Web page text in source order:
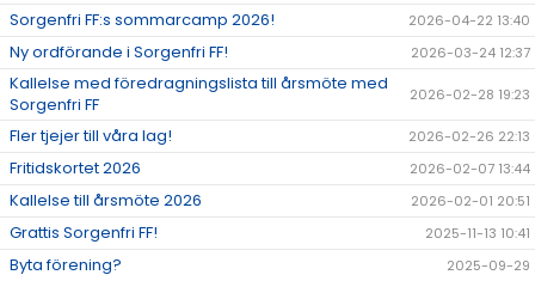
Sorgenfri FF:s sommarcamp 2026! 2026-04-22 13:40
Ny ordförande i Sorgenfri FF! 2026-03-24 12:37
Kallelse med föredragningslista till årsmöte med
Sorgenfri FF
2026-02-28 19:23
Fler tjejer till våra lag! 2026-02-26 22:13
Fritidskortet 2026 2026-02-07 13:44
Kallelse till årsmöte 2026 2026-02-01 20:51
Grattis Sorgenfri FF! 2025-11-13 10:41
Byta förening? 2025-09-29